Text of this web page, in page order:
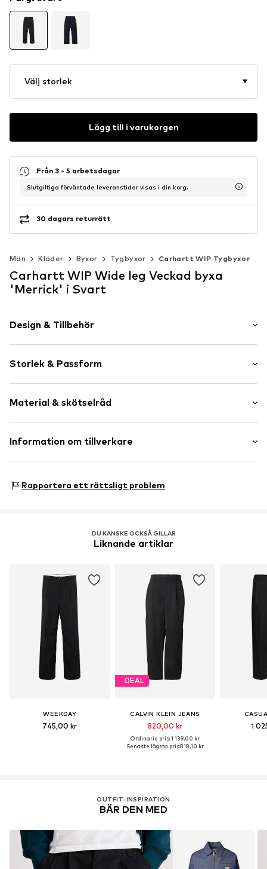
Välj storlek
Lägg till i varukorgen
Från 3 - 5 arbetsdagar
Slutgiltiga förväntade leveranstider visas i din korg.
30 dagars returrätt
Män Kläder Byxor Tygbyxor Carhartt WIP Tygbyxor
Carhartt WIP Wide leg Veckad byxa
'Merrick' i Svart
Design & Tillbehör
Bomull
Zip Fly
Sidofickor
Dragkedja
Storlek & Passform
Passform: Wide leg
Material & skötselråd
Material: 100% Bomull
Information om tillverkare
79576 Weil am Rhein
Rapportera ett rättsligt problem
DU KANSKE OCKSÅ GILLAR
Liknande artiklar
WEEKDAY
745,00 kr
DEAL
CALVIN KLEIN JEANS
820,00 kr
Ordinarie pris: 1 139,00 kr
Senaste lägsta pris:818,10 kr
1
OUTFIT-INSPIRATION
BÄR DEN MED